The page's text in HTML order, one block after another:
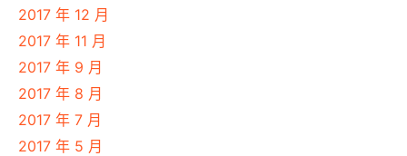
2017 年 12 月
2017 年 11 月
2017 年 9 月
2017 年 8 月
2017 年 7 月
2017 年 5 月